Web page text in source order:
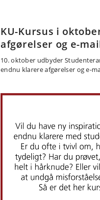
KU-Kursus i
afgørelser og e-
10. oktober udbyder
endnu klarere afgørelser og e-